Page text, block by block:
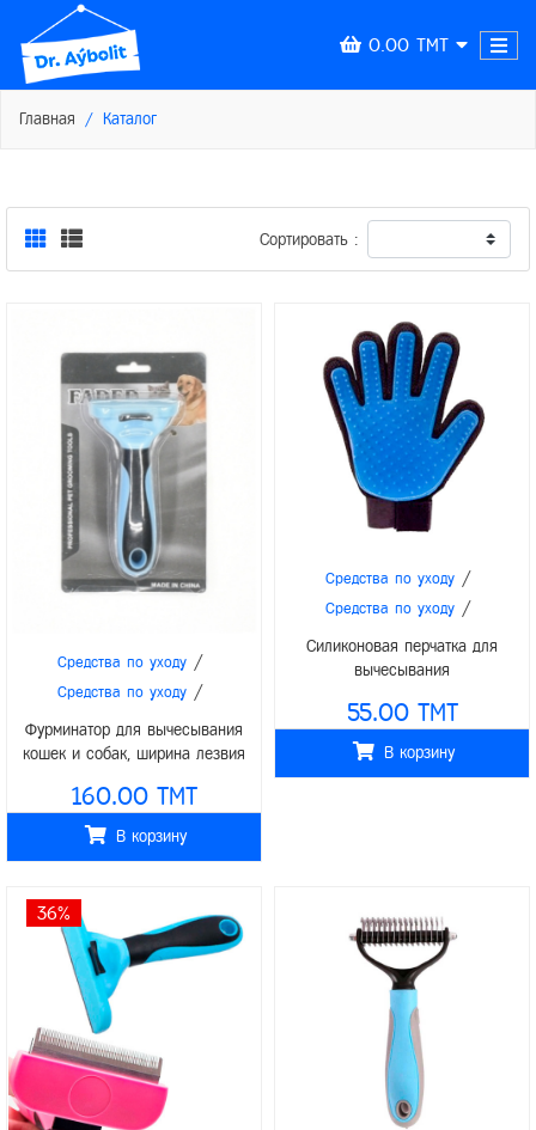
0.00 TMT
Главная Каталог
Сортировать :
Средства по уходу /
Средства по уходу /
Фурминатор для вычесывания
кошек и собак, ширина лезвия
160.00 TMT
В корзину
Средства по уходу /
Средства по уходу /
Силиконовая перчатка для
вычесывания
55.00 TMT
В корзину
36%